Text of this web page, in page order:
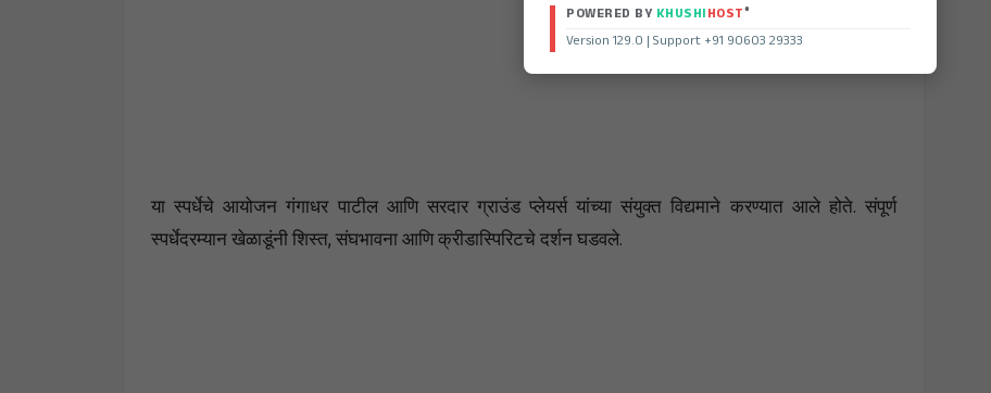
या स्पर्धेचे आयोजन गंगाधर पाटील आणि सरदार ग्राउंड प्लेयर्स यांच्या संयुक्त विद्यमाने करण्यात आले होते. संपूर्ण
स्पर्धेदरम्यान खेळाडूंनी शिस्त, संघभावना आणि क्रीडास्पिरिटचे दर्शन घडवले.
POWERED BY KHUSHIHOST®
Version 129.0 | Support +91 90603 29333